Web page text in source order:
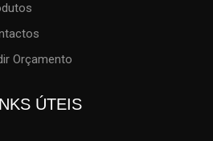
Orçamento
ÚTEIS